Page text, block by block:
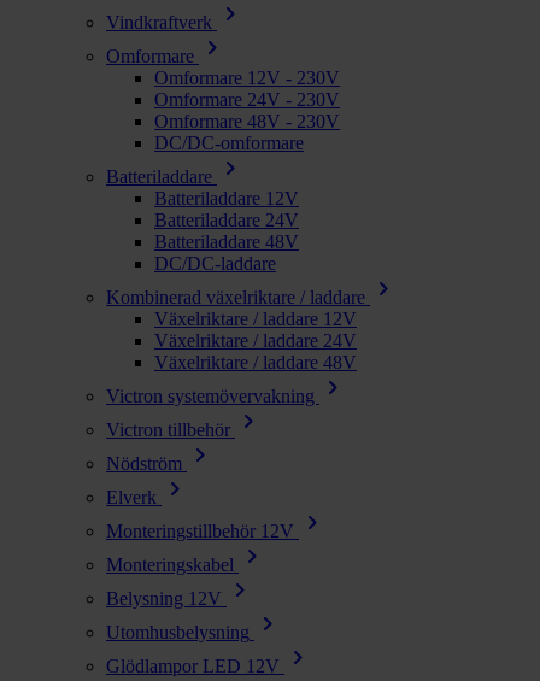
Vindkraftverk
chevron_right
Omformare chevron_right
Omformare 12V - 230V
Omformare 24V - 230V
Omformare 48V - 230V
DC/DC-omformare
Batteriladdare
chevron_right
Batteriladdare 12V
Batteriladdare 24V
Batteriladdare 48V
DC/DC-laddare
Kombinerad växelriktare / laddare
chevron_right
Växelriktare / laddare 12V
Växelriktare / laddare 24V
Växelriktare / laddare 48V
Victron systemövervakning
chevron_right
Victron tillbehör chevron_right
Nödström chevron_right
Elverk chevron_right
Monteringstillbehör 12V chevron_right
Monteringskabel chevron_right
Belysning 12V chevron_right
Utomhusbelysning chevron_right
Glödlampor LED 12V chevron_right